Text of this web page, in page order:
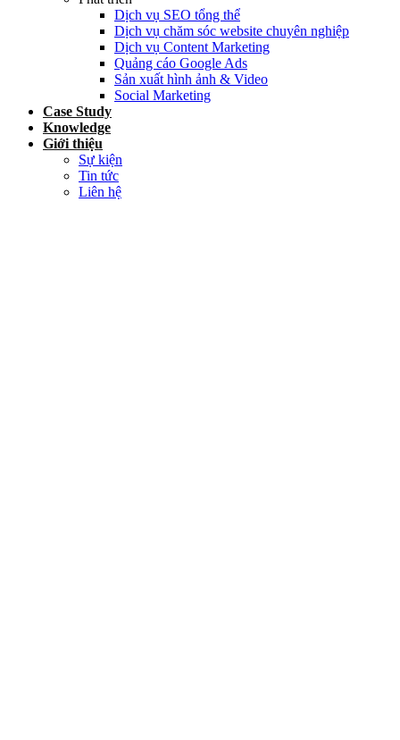
Dịch vụ SEO tổng thể
Dịch vụ chăm sóc website chuyên nghiệp
Dịch vụ Content Marketing
Quảng cáo Google Ads
Sản xuất hình ảnh & Video
Social Marketing
Case Study
Knowledge
Giới thiệu
Sự kiện
Tin tức
Liên hệ